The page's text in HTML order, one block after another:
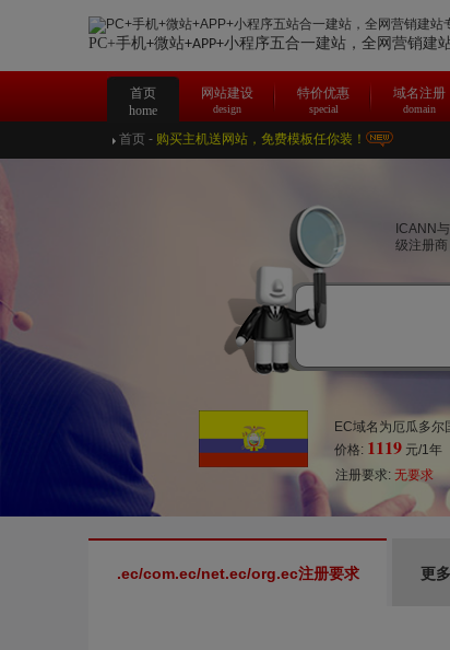
PC+手机+微站+APP+小程序五合一建站， 全网营销建
首页
home
网站建设
design
特价优惠
special
域名注册
domain
首页- 购买主机送网站，免费模板任你装！
ICANN
级注册商
EC域名为厄瓜多
价格: 1119 元/1年
注册要求: 无要求
.ec/com.ec/net.ec/org.ec注册要求 更